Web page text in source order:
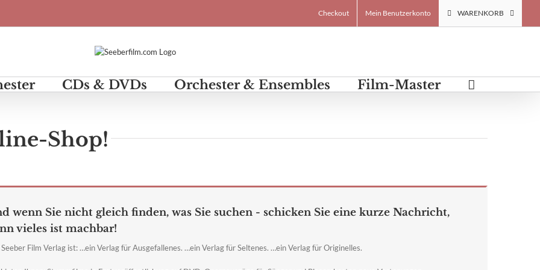
Checkout Mein Benutzerkonto WARENKORB
CDs & DVDs Orchester & Ensembles Film-Master
Shop!
wenn Sie nicht gleich finden, was Sie suchen - schicken Sie eine kurze Nachricht,
vieles ist machbar!
Film Verlag ist: …ein Verlag für Ausgefallenes. …ein Verlag für Seltenes. …ein Verlag für Originelles.